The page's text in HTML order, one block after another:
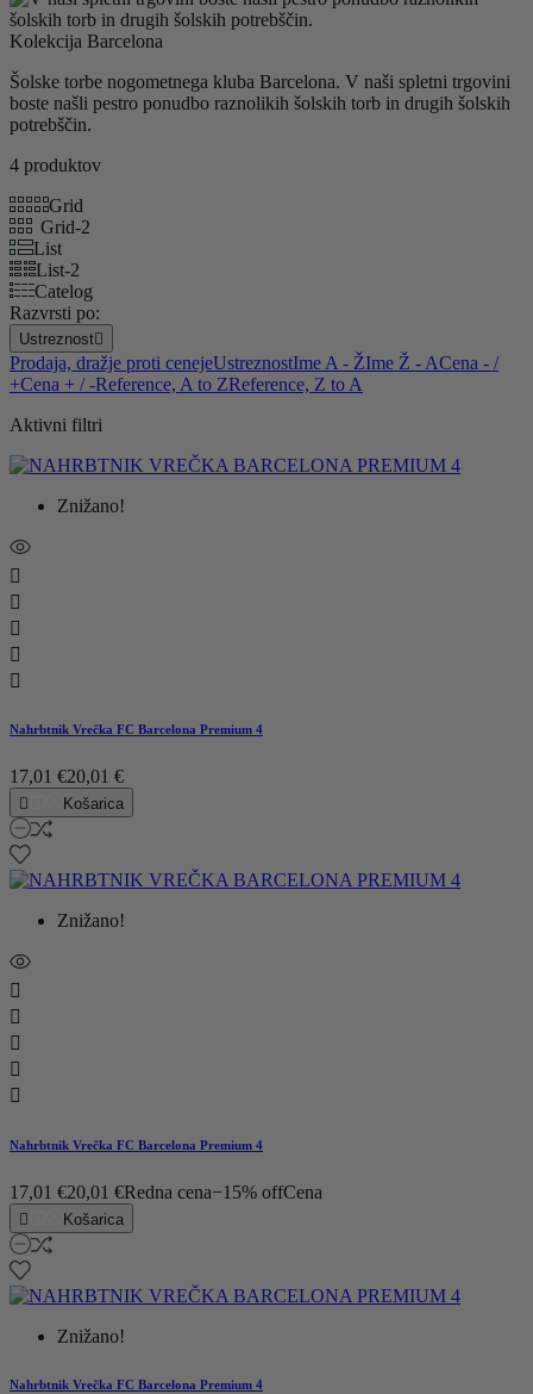
Kolekcija Barcelona
Šolske torbe nogometnega kluba Barcelona. V naši spletni trgovini
boste našli pestro ponudbo raznolikih šolskih torb in drugih šolskih
potrebščin.
4 produktov
Grid
Grid-2
List
List-2
Catelog
Razvrsti po:
Ustreznost
Prodaja, dražje proti cenejeUstreznostIme A - ŽIme Ž - ACena - /
+Cena + / -Reference, A to ZReference, Z to A
Aktivni filtri
Znižano!





Nahrbtnik Vrečka FC Barcelona Premium 4
17,01 €20,01 €
 Košarica
Znižano!





Nahrbtnik Vrečka FC Barcelona Premium 4
17,01 €20,01 €Redna cena−15% offCena
 Košarica
Znižano!
Nahrbtnik Vrečka FC Barcelona Premium 4